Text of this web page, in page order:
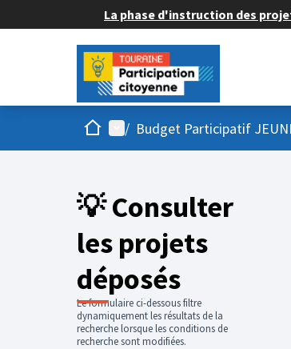
La phase d'instruction des
AccueilMenu principal
/ Budget Participatif
💡 Consulter
les projets
déposés
Le formulaire ci-dessous filtre
dynamiquement les résultats de la
recherche lorsque les conditions de
recherche sont modifiées.